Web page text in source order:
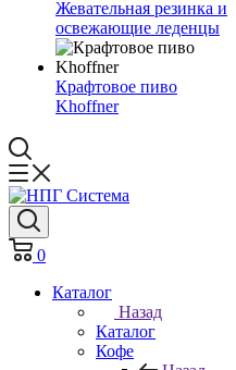
Жевательная резинка и
освежающие леденцы
Крафтовое пиво
Khoffner
0
Каталог
Назад
Каталог
Кофе